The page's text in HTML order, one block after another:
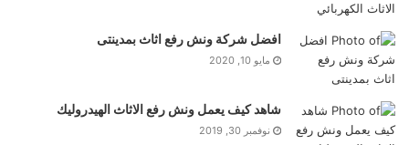
افضل شركة ونش رفع اثاث بمدينتى
مايو 10, 2020
شاهد كيف يعمل ونش رفع الاثاث الهيدروليك
نوفمبر 30, 2019